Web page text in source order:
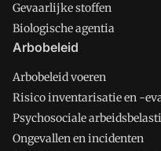
Gevaarlijke stoffen
Biologische agentia
Arbobeleid
Arbobeleid voeren
Risico inventarisatie en -
Psychosociale
Ongevallen en incidenten